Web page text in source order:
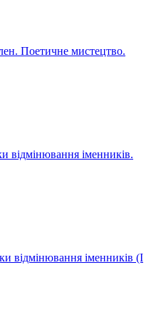
Поетичне мистецтво.
відмінювання іменників.
відмінювання іменників (І